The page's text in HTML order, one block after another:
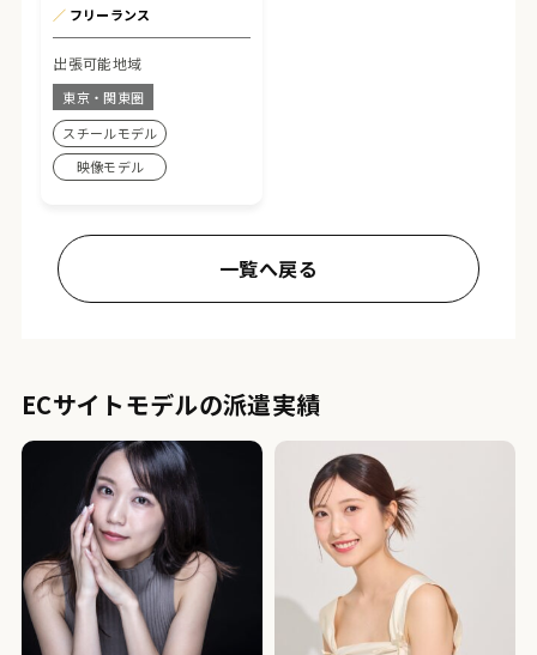
／ フリーランス
出張可能地域
東京・関東圏
スチールモデル
映像モデル
一覧へ戻る
ECサイトモデルの派遣実績